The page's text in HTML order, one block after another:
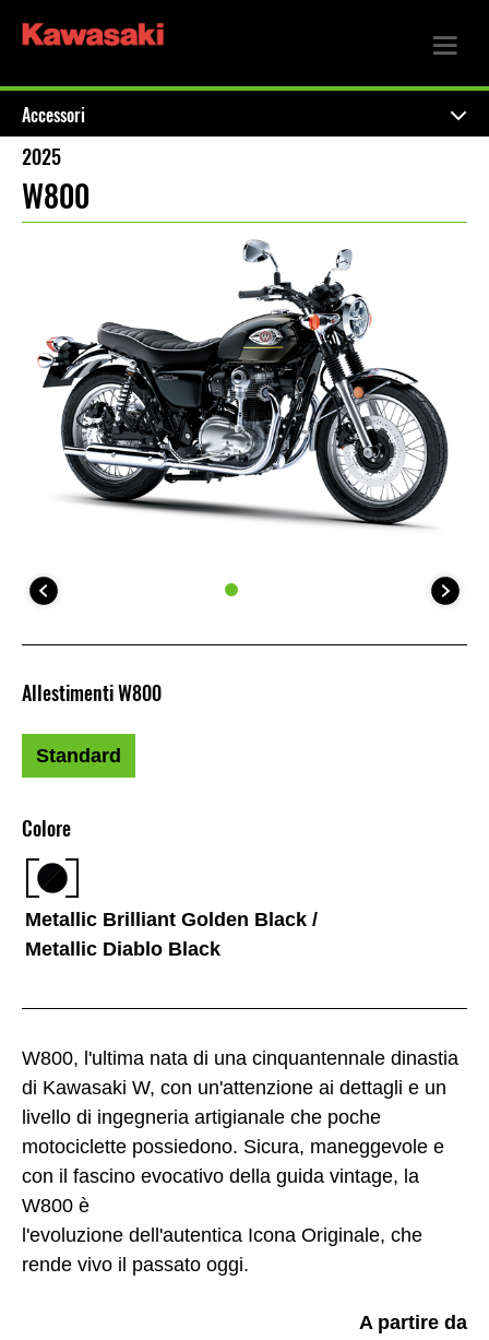
Accessori
2025
W800
W800, l'ultima nata di una cinquantennale dinastia
di Kawasaki W, con un'attenzione ai dettagli e un
livello di ingegneria artigianale che poche
motociclette possiedono. Sicura, maneggevole e
con il fascino evocativo della guida vintage, la
W800 è
l'evoluzione dell'autentica Icona Originale, che
rende vivo il passato oggi.
A partire da
Colore
Metallic Brilliant Golden Black /
Metallic Diablo Black
Allestimenti W800
Standard